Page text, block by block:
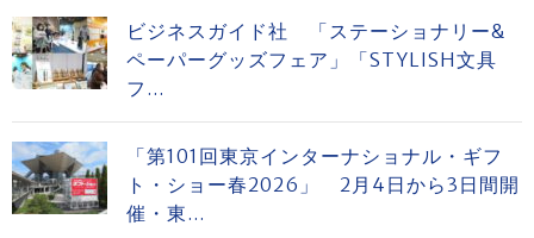
ビジネスガイド社 「ステーショナリー&
ペーパーグッズフェア」「STYLISH文具
フ...
「第101回東京インターナショナル・ギフ
ト・ショー春2026」 2月4日から3日間開
催・東...